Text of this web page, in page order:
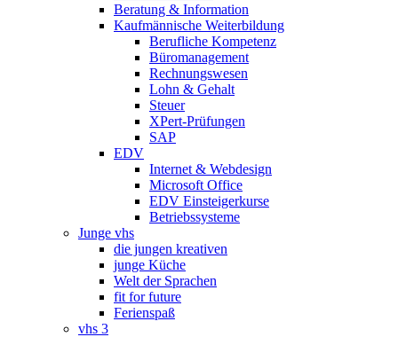
Beratung & Information
Kaufmännische Weiterbildung
Berufliche Kompetenz
Büromanagement
Rechnungswesen
Lohn & Gehalt
Steuer
XPert-Prüfungen
SAP
EDV
Internet & Webdesign
Microsoft Office
EDV Einsteigerkurse
Betriebssysteme
Junge vhs
die jungen kreativen
junge Küche
Welt der Sprachen
fit for future
Ferienspaß
vhs 3